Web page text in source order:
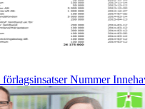
förlagsinsatser Nummer